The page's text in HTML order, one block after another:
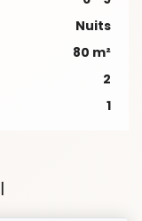
Nuits
80 m²
2
1